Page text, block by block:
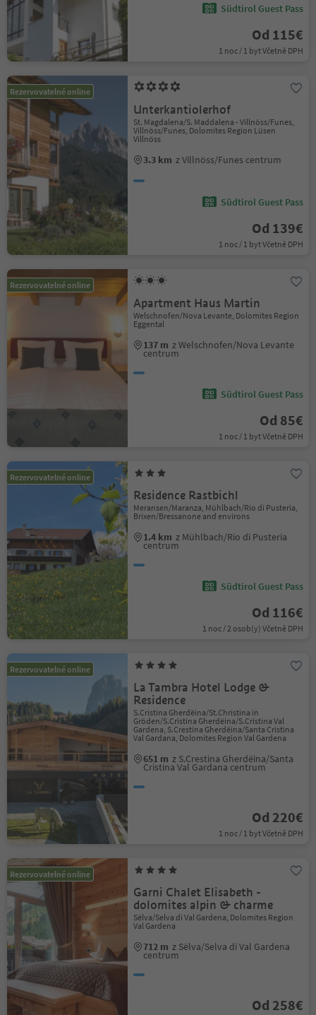
Südtirol Guest Pass
Od 115€
1 noc / 1 byt Včetně DPH
Rezervovatelné online
Unterkantiolerhof
St. Magdalena/S. Maddalena - Villnöss/Funes,
Villnöss/Funes, Dolomites Region Lüsen
Villnöss
3.3 km z Villnöss/Funes centrum
Südtirol Guest Pass
Od 139€
1 noc / 1 byt Včetně DPH
Rezervovatelné online
Apartment Haus Martin
Welschnofen/Nova Levante, Dolomites Region
Eggental
137 m z Welschnofen/Nova Levante
centrum
Südtirol Guest Pass
Od 85€
1 noc / 1 byt Včetně DPH
Rezervovatelné online
Residence Rastbichl
Meransen/Maranza, Mühlbach/Rio di Pusteria,
Brixen/Bressanone and environs
1.4 km z Mühlbach/Rio di Pusteria
centrum
Südtirol Guest Pass
Od 116€
1 noc / 2 osob(y) Včetně DPH
Rezervovatelné online
La Tambra Hotel Lodge &
Residence
S.Cristina Gherdëina/St.Christina in
Gröden/S.Cristina Gherdëina/S.Cristina Val
Gardena, S.Crestina Gherdëina/Santa Cristina
Val Gardana, Dolomites Region Val Gardena
651 m z S.Crestina Gherdëina/Santa
Cristina Val Gardana centrum
Od 220€
1 noc / 1 byt Včetně DPH
Rezervovatelné online
Garni Chalet Elisabeth -
dolomites alpin & charme
Sëlva/Selva di Val Gardena, Dolomites Region
Val Gardena
712 m z Sëlva/Selva di Val Gardena
centrum
Od 258€